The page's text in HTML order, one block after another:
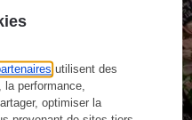
utilisent des
la performance,
optimiser la